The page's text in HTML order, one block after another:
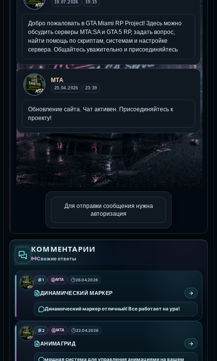
Для отправки сообщения нужна
авторизация
КОММЕНТАРИИ
Свежие ответы
1 MTA 26.04.2026
ДИНАМИЧЕСКИЙ МАРКЕР
Динамический маркер отличный! Все работает на ура!
2 MTA 22.04.2026
АНИМАГРИД
мощная система для управления анимациями на вашем